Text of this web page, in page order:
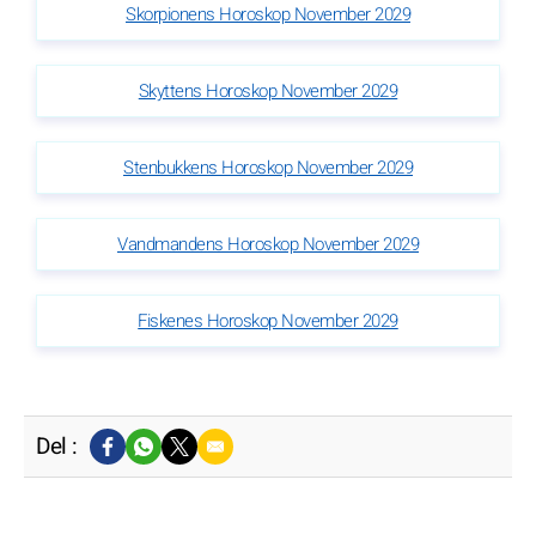
Skorpionens Horoskop November 2029
Skyttens Horoskop November 2029
Stenbukkens Horoskop November 2029
Vandmandens Horoskop November 2029
Fiskenes Horoskop November 2029
Del :